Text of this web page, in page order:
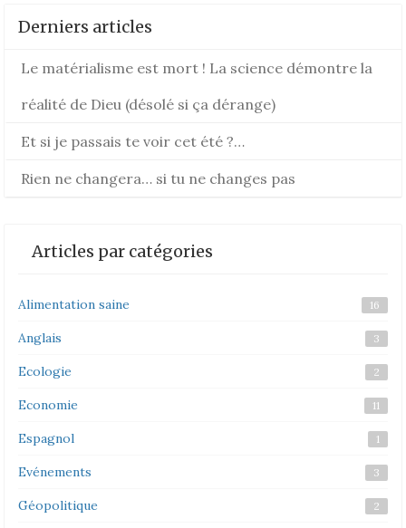
Derniers articles
Le matérialisme est mort ! La science démontre la
réalité de Dieu (désolé si ça dérange)
Et si je passais te voir cet été ?…
Rien ne changera… si tu ne changes pas
Articles par catégories
Alimentation saine 16
Anglais 3
Ecologie 2
Economie 11
Espagnol 1
Evénements 3
Géopolitique 2